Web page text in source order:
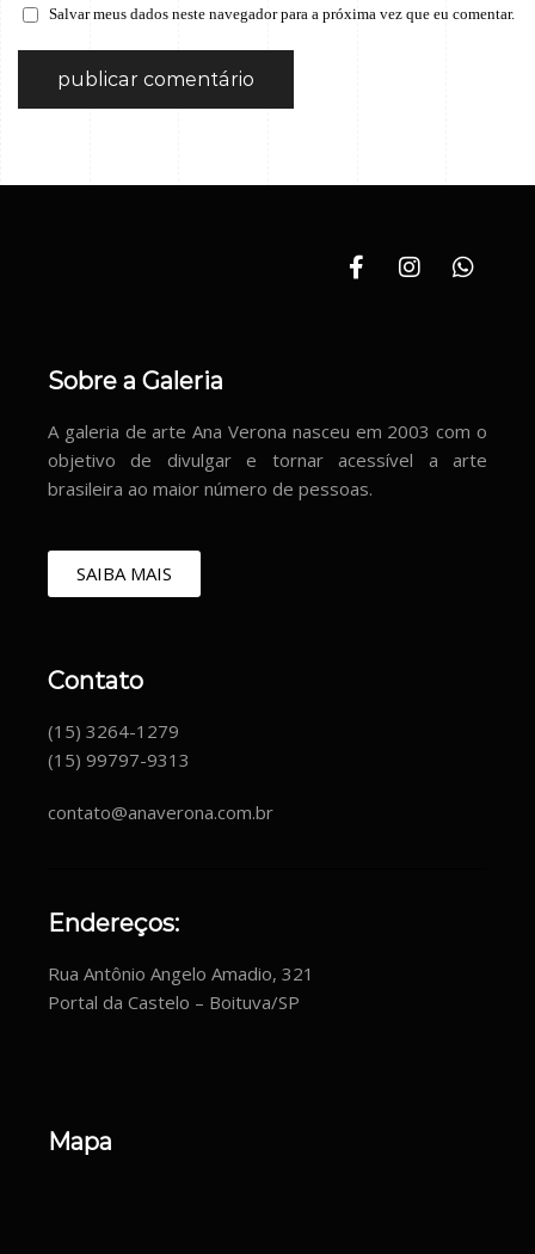
Salvar meus dados neste navegador para a próxima vez que eu comentar.
Sobre a Galeria
A galeria de arte Ana Verona nasceu em 2003 com o
objetivo de divulgar e tornar acessível a arte
brasileira ao maior número de pessoas.
SAIBA MAIS
Contato
(15) 3264-1279
(15) 99797-9313
contato@anaverona.com.br
Endereços:
Rua Antônio Angelo Amadio, 321
Portal da Castelo – Boituva/SP
Mapa